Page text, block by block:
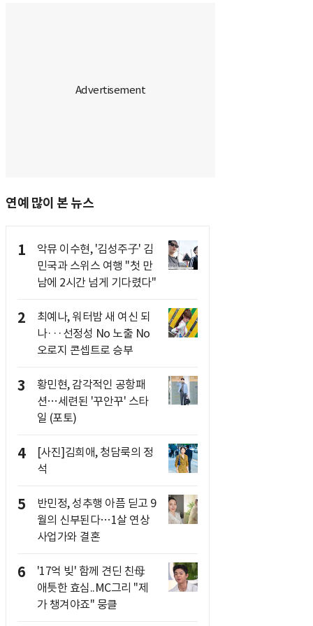
연예 많이 본 뉴스
1
악뮤 이수현, '김성주子' 김
민국과 스위스 여행 "첫 만
남에 2시간 넘게 기다렸다"
2
최예나, 워터밤 새 여신 되
나···선정성 No 노출 No
오로지 콘셉트로 승부
3
황민현, 감각적인 공항패
션…세련된 '꾸안꾸' 스타
일 (포토)
4
[사진]김희애, 청담룩의 정
석
5
반민정, 성추행 아픔 딛고 9
월의 신부된다…1살 연상
사업가와 결혼
6
'17억 빚' 함께 견딘 친母
애틋한 효심..MC그리 "제
가 챙겨야죠" 뭉클